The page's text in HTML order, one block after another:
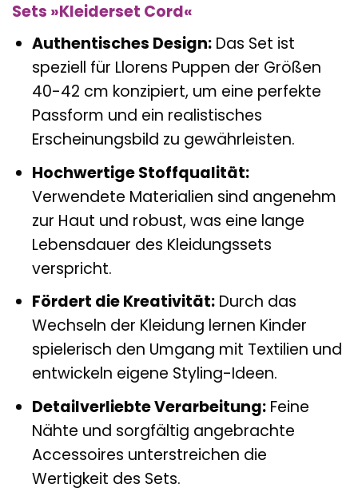
Sets »Kleiderset Cord«
Authentisches Design:Das Set ist
speziell für Llorens Puppen der Größen
40-42 cm konzipiert, um eine perfekte
Passform und ein realistisches
Erscheinungsbild zu gewährleisten.
Hochwertige Stoffqualität:
Verwendete Materialien sind angenehm
zur Haut und robust, was eine lange
Lebensdauer des Kleidungssets
verspricht.
Fördert die Kreativität:Durch das
Wechseln der Kleidung lernen Kinder
spielerisch den Umgang mit Textilien und
entwickeln eigene Styling-Ideen.
Detailverliebte Verarbeitung:Feine
Nähte und sorgfältig angebrachte
Accessoires unterstreichen die
Wertigkeit des Sets.